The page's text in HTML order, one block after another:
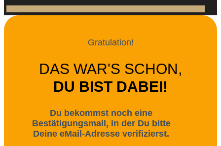
Gratulation!
DAS WAR'S SCHON,
DU BIST DABEI!
Du bekommst noch eine
Bestätigungsmail, in der Du bitte
Deine eMail-Adresse verifizierst.